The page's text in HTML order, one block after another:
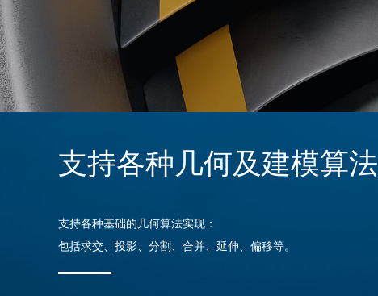
支持各种几何及建模算法
支持各种基础的几何算法实现：
包括求交、投影、分割、合并、延伸、偏移等。